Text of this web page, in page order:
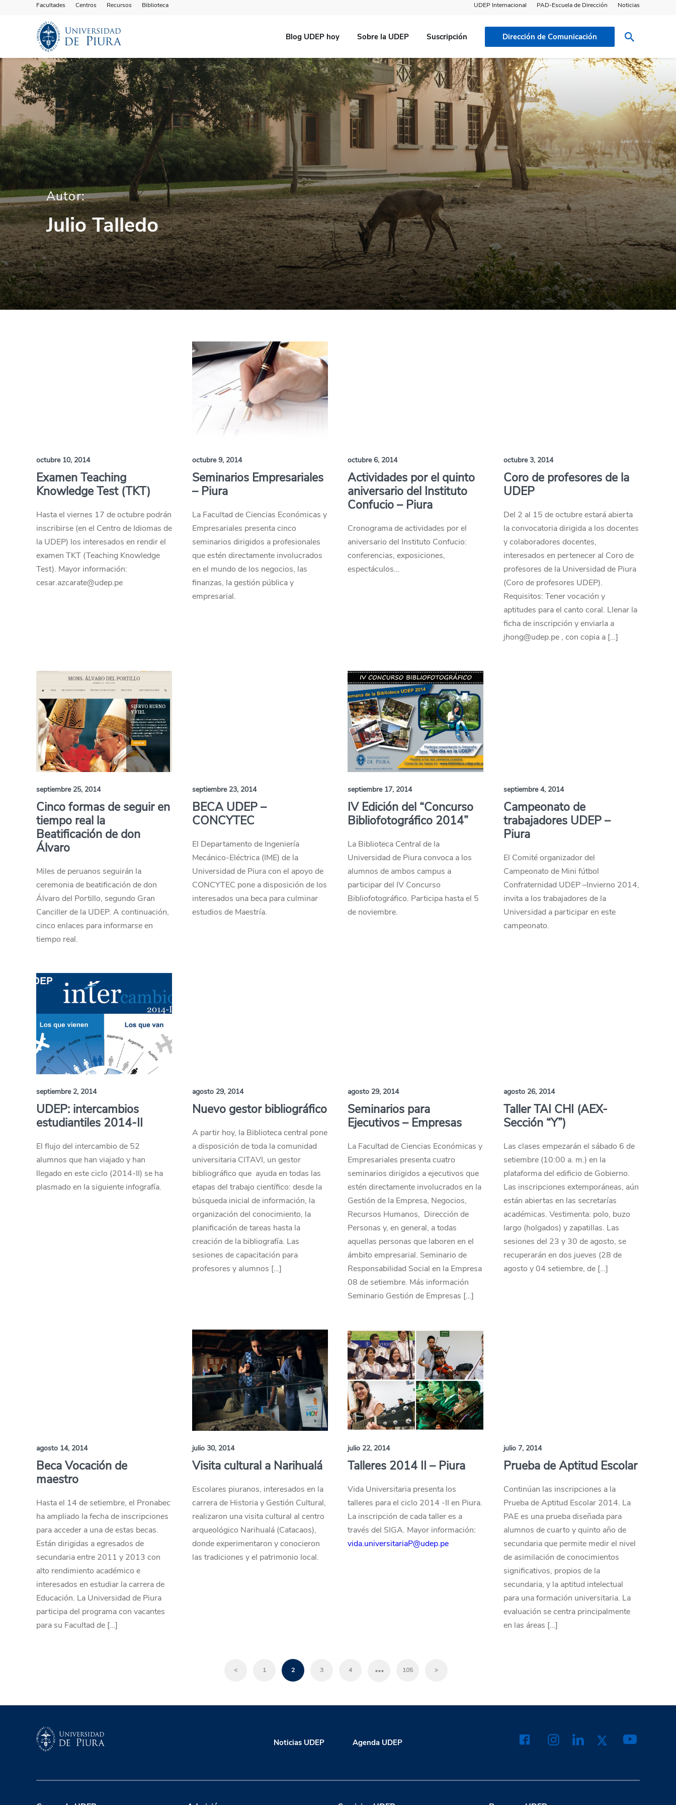
Facultades Centros Recursos Biblioteca UDEP Internacional PAD-Escuela de Dirección Noticias
Blog UDEP hoy Sobre la UDEP Suscripción Dirección de Comunicación
Autor:
Julio Talledo
octubre 10, 2014
Examen Teaching
Knowledge Test (TKT)
Hasta el viernes 17 de octubre podrán
inscribirse (en el Centro de Idiomas de
la UDEP) los interesados en rendir el
examen TKT (Teaching Knowledge
Test). Mayor información:
cesar.azcarate@udep.pe
octubre 9, 2014
Seminarios Empresariales
– Piura
La Facultad de Ciencias Económicas y
Empresariales presenta cinco
seminarios dirigidos a profesionales
que estén directamente involucrados
en el mundo de los negocios, las
finanzas, la gestión pública y
empresarial.
octubre 6, 2014
Actividades por el quinto
aniversario del Instituto
Confucio – Piura
Cronograma de actividades por el
aniversario del Instituto Confucio:
conferencias, exposiciones,
espectáculos…
octubre 3, 2014
Coro de profesores de la
UDEP
Del 2 al 15 de octubre estará abierta
la convocatoria dirigida a los docentes
y colaboradores docentes,
interesados en pertenecer al Coro de
profesores de la Universidad de Piura
(Coro de profesores UDEP).
Requisitos: Tener vocación y
aptitudes para el canto coral. Llenar la
ficha de inscripción y enviarla a
jhong@udep.pe , con copia a […]
septiembre 25, 2014
Cinco formas de seguir en
tiempo real la
Beatificación de don
Álvaro
Miles de peruanos seguirán la
ceremonia de beatificación de don
Álvaro del Portillo, segundo Gran
Canciller de la UDEP. A continuación,
cinco enlaces para informarse en
tiempo real.
septiembre 23, 2014
BECA UDEP –
CONCYTEC
El Departamento de Ingeniería
Mecánico-Eléctrica (IME) de la
Universidad de Piura con el apoyo de
CONCYTEC pone a disposición de los
interesados una beca para culminar
estudios de Maestría.
septiembre 17, 2014
IV Edición del “Concurso
Bibliofotográfico 2014”
La Biblioteca Central de la
Universidad de Piura convoca a los
alumnos de ambos campus a
participar del IV Concurso
Bibliofotográfico. Participa hasta el 5
de noviembre.
septiembre 4, 2014
Campeonato de
trabajadores UDEP –
Piura
El Comité organizador del
Campeonato de Mini fútbol
Confraternidad UDEP –Invierno 2014,
invita a los trabajadores de la
Universidad a participar en este
campeonato.
septiembre 2, 2014
UDEP: intercambios
estudiantiles 2014-II
El flujo del intercambio de 52
alumnos que han viajado y han
llegado en este ciclo (2014-II) se ha
plasmado en la siguiente infografía.
agosto 29, 2014
Nuevo gestor bibliográfico
A partir hoy, la Biblioteca central pone
a disposición de toda la comunidad
universitaria CITAVI, un gestor
bibliográfico que ayuda en todas las
etapas del trabajo científico: desde la
búsqueda inicial de información, la
organización del conocimiento, la
planificación de tareas hasta la
creación de la bibliografía. Las
sesiones de capacitación para
profesores y alumnos […]
agosto 29, 2014
Seminarios para
Ejecutivos – Empresas
La Facultad de Ciencias Económicas y
Empresariales presenta cuatro
seminarios dirigidos a ejecutivos que
estén directamente involucrados en la
Gestión de la Empresa, Negocios,
Recursos Humanos, Dirección de
Personas y, en general, a todas
aquellas personas que laboren en el
ámbito empresarial. Seminario de
Responsabilidad Social en la Empresa
08 de setiembre. Más información
Seminario Gestión de Empresas […]
agosto 26, 2014
Taller TAI CHI (AEX-
Sección “Y”)
Las clases empezarán el sábado 6 de
setiembre (10:00 a. m.) en la
plataforma del edificio de Gobierno.
Las inscripciones extemporáneas, aún
están abiertas en las secretarías
académicas. Vestimenta: polo, buzo
largo (holgados) y zapatillas. Las
sesiones del 23 y 30 de agosto, se
recuperarán en dos jueves (28 de
agosto y 04 setiembre, de […]
agosto 14, 2014
Beca Vocación de
maestro
Hasta el 14 de setiembre, el Pronabec
ha ampliado la fecha de inscripciones
para acceder a una de estas becas.
Están dirigidas a egresados de
secundaria entre 2011 y 2013 con
alto rendimiento académico e
interesados en estudiar la carrera de
Educación. La Universidad de Piura
participa del programa con vacantes
para su Facultad de […]
julio 30, 2014
Visita cultural a Narihualá
Escolares piuranos, interesados en la
carrera de Historia y Gestión Cultural,
realizaron una visita cultural al centro
arqueológico Narihualá (Catacaos),
donde experimentaron y conocieron
las tradiciones y el patrimonio local.
julio 22, 2014
Talleres 2014 II – Piura
Vida Universitaria presenta los
talleres para el ciclo 2014 -II en Piura.
La inscripción de cada taller es a
través del SIGA. Mayor información:
vida.universitariaP@udep.pe
julio 7, 2014
Prueba de Aptitud Escolar
Continúan las inscripciones a la
Prueba de Aptitud Escolar 2014. La
PAE es una prueba diseñada para
alumnos de cuarto y quinto año de
secundaria que permite medir el nivel
de asimilación de conocimientos
significativos, propios de la
secundaria, y la aptitud intelectual
para una formación universitaria. La
evaluación se centra principalmente
en las áreas […]
< 1 2 3 4 … 105 >
Noticias UDEP Agenda UDEP